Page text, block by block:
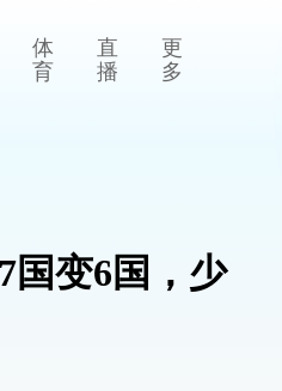
体
育
直
播
更
多
国变6国，少